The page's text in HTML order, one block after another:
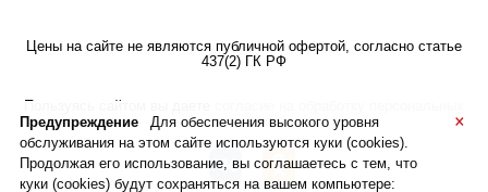
×
Предупреждение
Для обеспечения высокого уровня
обслуживания на этом сайте используются куки (cookies).
Продолжая его использование, вы соглашаетесь с тем, что
куки (cookies) будут сохраняться на вашем компьютере:
Цены на сайте не являются публичной офертой, согласно статье
437(2) ГК РФ
Пользуясь сайтом вы даете
данных